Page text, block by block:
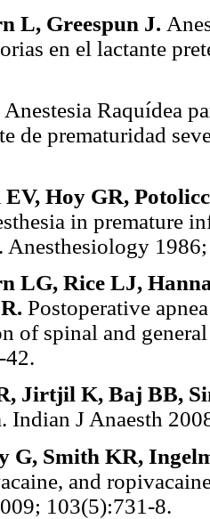
L, Greespun J.
en el lactante
Anestesia Raquídea
de prematuridad
Hoy GR,
in premature
Anesthesiology
LG, Rice LJ,
Postoperative
of spinal and
42.
Jirtjil K, Baj BB,
Indian J Anaesth
G, Smith KR,
and
103(5):731-8.